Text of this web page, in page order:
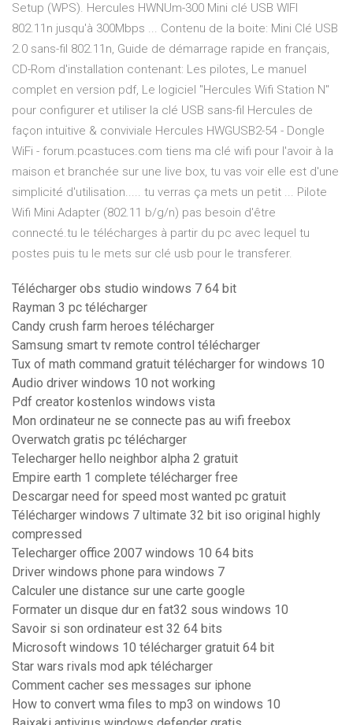
Setup (WPS). Hercules HWNUm-300 Mini clé USB WIFI
802.11n jusqu'à 300Mbps ... Contenu de la boite: Mini Clé USB
2.0 sans-fil 802.11n, Guide de démarrage rapide en français,
CD-Rom d'installation contenant: Les pilotes, Le manuel
complet en version pdf, Le logiciel "Hercules Wifi Station N"
pour configurer et utiliser la clé USB sans-fil Hercules de
façon intuitive & conviviale Hercules HWGUSB2-54 - Dongle
WiFi - forum.pcastuces.com tiens ma clé wifi pour l'avoir à la
maison et branchée sur une live box, tu vas voir elle est d'une
simplicité d'utilisation..... tu verras ça mets un petit ... Pilote
Wifi Mini Adapter (802.11 b/g/n) pas besoin d'être
connecté.tu le télécharges à partir du pc avec lequel tu
postes puis tu le mets sur clé usb pour le transferer.
Télécharger obs studio windows 7 64 bit
Rayman 3 pc télécharger
Candy crush farm heroes télécharger
Samsung smart tv remote control télécharger
Tux of math command gratuit télécharger for windows 10
Audio driver windows 10 not working
Pdf creator kostenlos windows vista
Mon ordinateur ne se connecte pas au wifi freebox
Overwatch gratis pc télécharger
Telecharger hello neighbor alpha 2 gratuit
Empire earth 1 complete télécharger free
Descargar need for speed most wanted pc gratuit
Télécharger windows 7 ultimate 32 bit iso original highly
compressed
Telecharger office 2007 windows 10 64 bits
Driver windows phone para windows 7
Calculer une distance sur une carte google
Formater un disque dur en fat32 sous windows 10
Savoir si son ordinateur est 32 64 bits
Microsoft windows 10 télécharger gratuit 64 bit
Star wars rivals mod apk télécharger
Comment cacher ses messages sur iphone
How to convert wma files to mp3 on windows 10